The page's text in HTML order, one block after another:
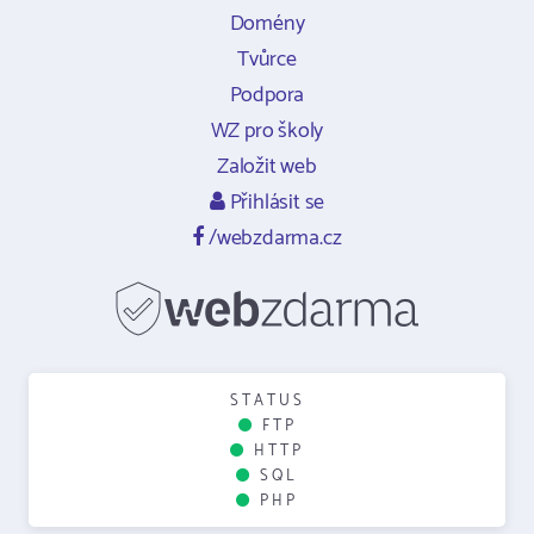
Domény
Tvůrce
Podpora
WZ pro školy
Založit web
Přihlásit se
/webzdarma.cz
STATUS
FTP
HTTP
SQL
PHP